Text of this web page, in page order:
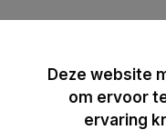
Deze website
om ervoor
ervaring